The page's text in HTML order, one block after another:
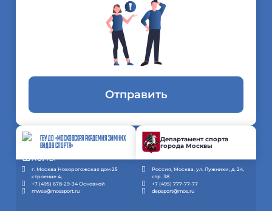
Отправить
ГБУ ДО «МОСКОВСКАЯ АКАДЕМИЯ ЗИМНИХ
ВИДОВ СПОРТА»
г. Москва Новорогожская дом 25
строение 4;
+7 (495) 678-29-34 Основной
mwsa@mossport.ru
Департамент спорта
города Москвы
Россия, Москва, ул. Лужники, д. 24,
стр. 38
+7 (495) 777-77-77
depsport@mos.ru